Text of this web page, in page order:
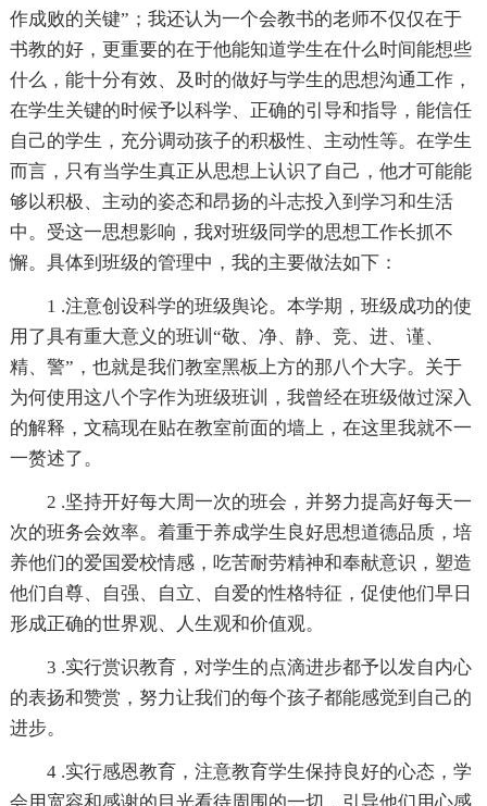
作成败的关键”；我还认为一个会教书的老师不仅仅在于
书教的好，更重要的在于他能知道学生在什么时间能想些
什么，能十分有效、及时的做好与学生的思想沟通工作，
在学生关键的时候予以科学、正确的引导和指导，能信任
自己的学生，充分调动孩子的积极性、主动性等。在学生
而言，只有当学生真正从思想上认识了自己，他才可能能
够以积极、主动的姿态和昂扬的斗志投入到学习和生活
中。受这一思想影响，我对班级同学的思想工作长抓不
懈。具体到班级的管理中，我的主要做法如下：
1 .注意创设科学的班级舆论。本学期，班级成功的使
用了具有重大意义的班训“敬、净、静、竞、进、谨、
精、警”，也就是我们教室黑板上方的那八个大字。关于
为何使用这八个字作为班级班训，我曾经在班级做过深入
的解释，文稿现在贴在教室前面的墙上，在这里我就不一
一赘述了。
2 .坚持开好每大周一次的班会，并努力提高好每天一
次的班务会效率。着重于养成学生良好思想道德品质，培
养他们的爱国爱校情感，吃苦耐劳精神和奉献意识，塑造
他们自尊、自强、自立、自爱的性格特征，促使他们早日
形成正确的世界观、人生观和价值观。
3 .实行赏识教育，对学生的点滴进步都予以发自内心
的表扬和赞赏，努力让我们的每个孩子都能感觉到自己的
进步。
4 .实行感恩教育，注意教育学生保持良好的心态，学